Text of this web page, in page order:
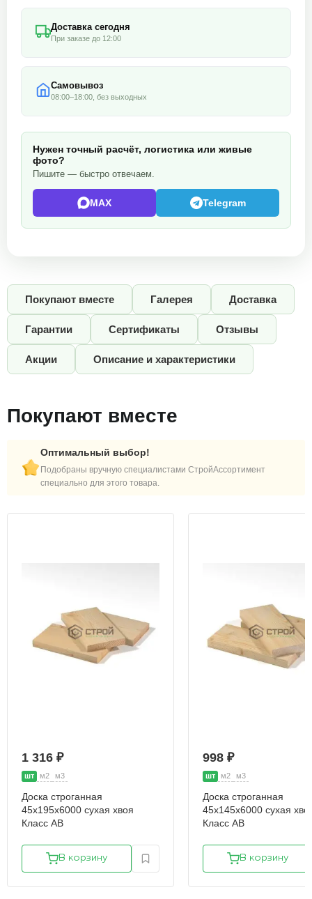
Доставка сегодня
При заказе до 12:00
Самовывоз
08:00–18:00, без выходных
Нужен точный расчёт, логистика или живые
фото?
Пишите — быстро отвечаем.
MAX Telegram
Покупают вместе Галерея Доставка
Гарантии Сертификаты Отзывы
Акции Описание и характеристики
Покупают вместе
Оптимальный выбор!
Подобраны вручную специалистами СтройАссортимент
специально для этого товара.
1 316 ₽
шт м2 м3
Доска строганная
45х195х6000 сухая хвоя
Класс АВ
В корзину
998 ₽
шт м2 м3
Доска строганная
45х145х6000 сухая
Класс АВ
В корзину